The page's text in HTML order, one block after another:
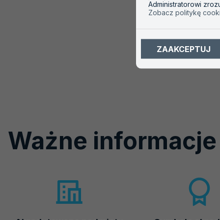
003), zaprasza do udziału
CZYTAJ WIĘCEJO
Ważne informacje
Administratorowi
Zobacz politykę
ZAAKCEPTUJ